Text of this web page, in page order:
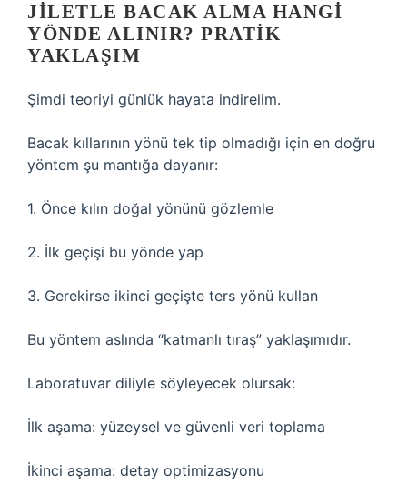
JILETLE BACAK ALMA HANGI
YÖNDE ALINIR? PRATIK
YAKLAŞIM
Şimdi teoriyi günlük hayata indirelim.
Bacak kıllarının yönü tek tip olmadığı için en doğru
yöntem şu mantığa dayanır:
1. Önce kılın doğal yönünü gözlemle
2. İlk geçişi bu yönde yap
3. Gerekirse ikinci geçişte ters yönü kullan
Bu yöntem aslında “katmanlı tıraş” yaklaşımıdır.
Laboratuvar diliyle söyleyecek olursak:
İlk aşama: yüzeysel ve güvenli veri toplama
İkinci aşama: detay optimizasyonu